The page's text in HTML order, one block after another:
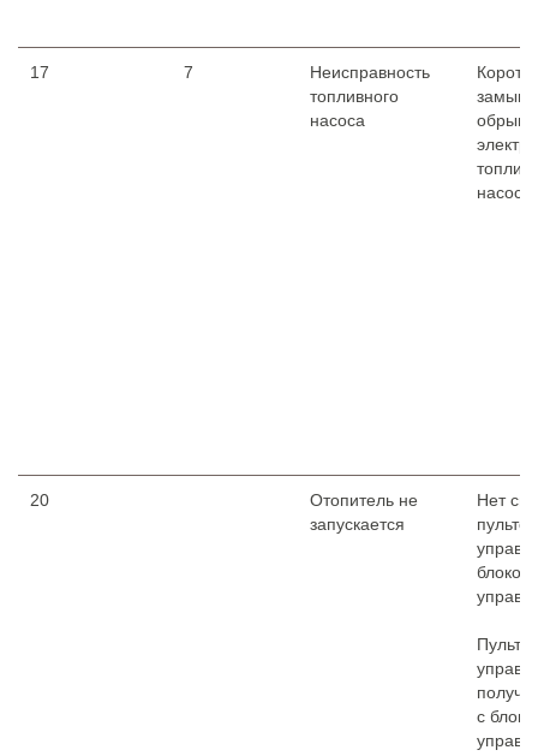
17 7
Неисправность
топливного
насоса
обрыв в
насоса.
20
Отопитель не
запускается
Нет
блоком
Пульт
с блока